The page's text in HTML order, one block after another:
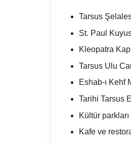
Tarsus
St. Paul
Kleopatra
Tarsus Ulu
Eshab-ı Kehf
Tarihi Tarsus
Kültür parkları
Kafe ve